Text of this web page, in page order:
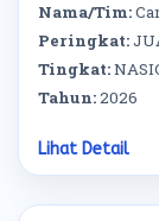
Nama/Tim:
Peringkat:
Tingkat:
Tahun:2026
Lihat Detail